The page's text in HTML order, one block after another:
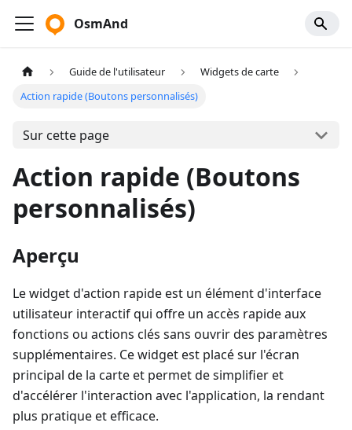
OsmAnd
Guide de l'utilisateur
Widgets de carte
Action rapide (Boutons personnalisés)
Sur cette page
Action rapide (Boutons
personnalisés)
Aperçu
Le widget d'action rapide est un élément d'interface
utilisateur interactif qui offre un accès rapide aux
fonctions ou actions clés sans ouvrir des paramètres
supplémentaires. Ce widget est placé sur l'écran
principal de la carte et permet de simplifier et
d'accélérer l'interaction avec l'application, la rendant
plus pratique et efficace.